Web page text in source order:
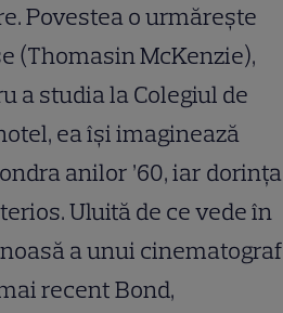
Povestea o urmărește
(Thomasin McKenzie),
a studia la Colegiul de
ea își imaginează
anilor ’60, iar dorința
Uluită de ce vede în
a unui cinematograf
recent Bond,